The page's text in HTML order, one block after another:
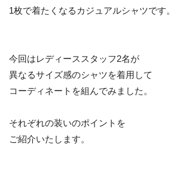
1枚で着たくなるカジュアルシャツです。
今回はレディーススタッフ2名が
異なるサイズ感のシャツを着用して
コーディネートを組んでみました。
それぞれの装いのポイントを
ご紹介いたします。